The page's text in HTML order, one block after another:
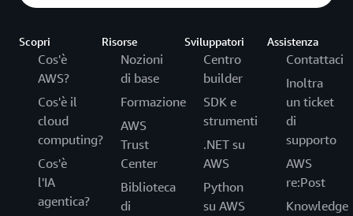
Scopri
Cos'è
AWS?
Cos'è il
cloud
computing?
Cos'è
l'IA
agentica?
Risorse
Nozioni
di base
Formazione
AWS
Trust
Center
Biblioteca
di
Sviluppatori
Centro
builder
SDK e
strumenti
.NET su
AWS
Python
su AWS
Assistenza
Contattaci
Inoltra
un ticket
di
supporto
AWS
re:Post
Knowledge